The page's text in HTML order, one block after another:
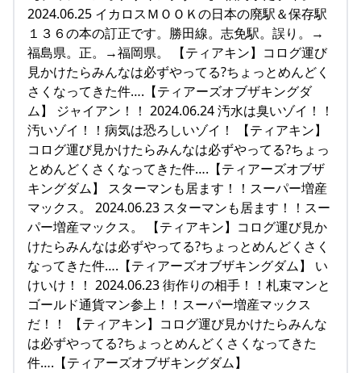
2024.06.25 イカロスＭＯＯＫの日本の廃駅＆保存駅
１３６の本の訂正です。勝田線。志免駅。誤り。→
福島県。正。→福岡県。 【ティアキン】コログ運び
見かけたらみんなは必ずやってる?ちょっとめんどく
さくなってきた件….【ティアーズオブザキングダ
ム】 ジャイアン！！ 2024.06.24 汚水は臭いゾイ！！
汚いゾイ！！病気は恐ろしいゾイ！ 【ティアキン】
コログ運び見かけたらみんなは必ずやってる?ちょっ
とめんどくさくなってきた件….【ティアーズオブザ
キングダム】 スターマンも居ます！！スーパー増産
マックス。 2024.06.23 スターマンも居ます！！スー
パー増産マックス。 【ティアキン】コログ運び見か
けたらみんなは必ずやってる?ちょっとめんどくさく
なってきた件….【ティアーズオブザキングダム】 い
けいけ！！ 2024.06.23 街作りの相手！！札束マンと
ゴールド通貨マン参上！！スーパー増産マックス
だ！！ 【ティアキン】コログ運び見かけたらみんな
は必ずやってる?ちょっとめんどくさくなってきた
件….【ティアーズオブザキングダム】